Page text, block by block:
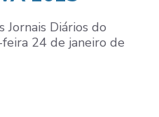
Jornais Diários do
24 de janeiro de